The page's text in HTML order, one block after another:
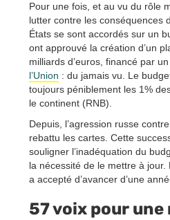
Pour une fois, et au vu du rôle
lutter contre les conséquences
États se sont accordés sur un
ont approuvé la création d’un
milliards d’euros, financé par un
l’Union : du jamais vu. Le
toujours péniblement les 1%
le continent (RNB).
Depuis, l’agression russe
rebattu les cartes. Cette
souligner l’inadéquation du
la nécessité de le mettre à jour.
a accepté d’avancer d’une
57 voix pour